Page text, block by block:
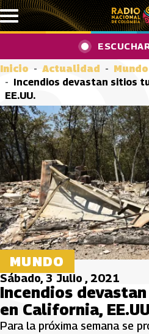
Pasar al contenido principal
Inicio Actualidad
Mundo
Incendios devastan sitios
EE.UU.
MUNDO
Sábado, 3 Julio , 2021
Incendios
en California,
Para la próxima semana se